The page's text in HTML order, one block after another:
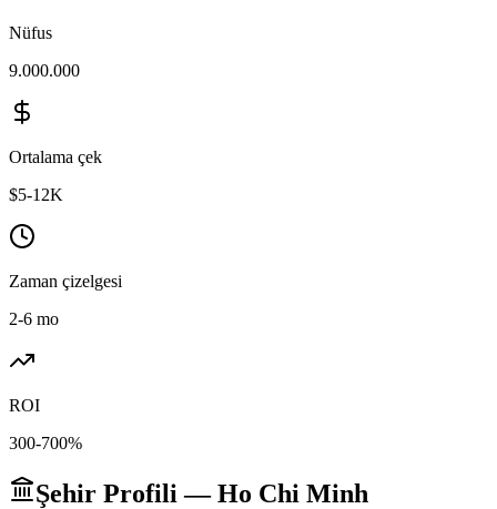
Nüfus
9.000.000
Ortalama çek
$5-12K
Zaman çizelgesi
2-6 mo
ROI
300-700%
Şehir Profili — Ho Chi Minh